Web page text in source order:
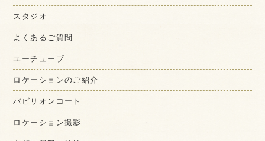
スタジオ
よくあるご質問
ユーチューブ
ロケーションのご紹介
パビリオンコート
ロケーション撮影